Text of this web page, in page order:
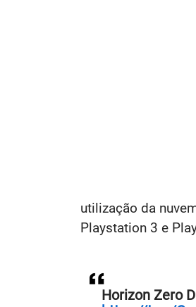
utilização da
Playstation 3 e
Horizon Zero